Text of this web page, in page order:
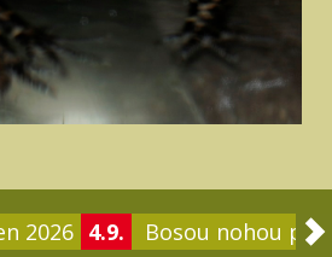
2026 4.9. Bosou nohou po